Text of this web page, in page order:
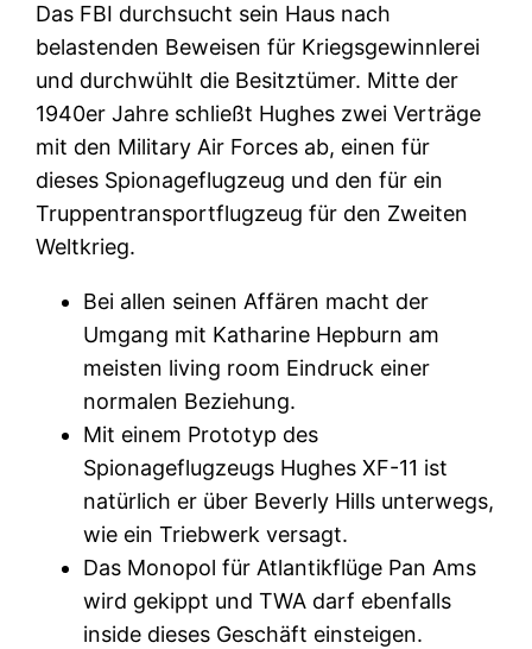
Das FBI durchsucht sein Haus nach
belastenden Beweisen für Kriegsgewinnlerei
und durchwühlt die Besitztümer. Mitte der
1940er Jahre schließt Hughes zwei Verträge
mit den Military Air Forces ab, einen für
dieses Spionageflugzeug und den für ein
Truppentransportflugzeug für den Zweiten
Weltkrieg.
Bei allen seinen Affären macht der
Umgang mit Katharine Hepburn am
meisten living room Eindruck einer
normalen Beziehung.
Mit einem Prototyp des
Spionageflugzeugs Hughes XF-11 ist
natürlich er über Beverly Hills unterwegs,
wie ein Triebwerk versagt.
Das Monopol für Atlantikflüge Pan Ams
wird gekippt und TWA darf ebenfalls
inside dieses Geschäft einsteigen.